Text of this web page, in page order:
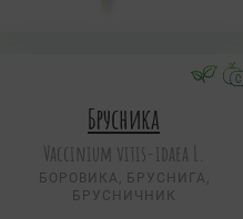
Брусника
Vaccinium vitis-idaea L.
БОРОВИКА, БРУСНИГА,
БРУСНИЧНИК